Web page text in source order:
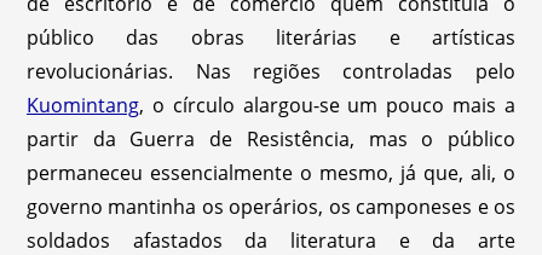
público das obras literárias e artísticas
revolucionárias. Nas regiões controladas pelo
Kuomintang, o círculo alargou-se um pouco mais a
partir da Guerra de Resistência, mas o público
permaneceu essencialmente o mesmo, já que, ali, o
governo mantinha os operários, os camponeses e os
soldados afastados da literatura e da arte